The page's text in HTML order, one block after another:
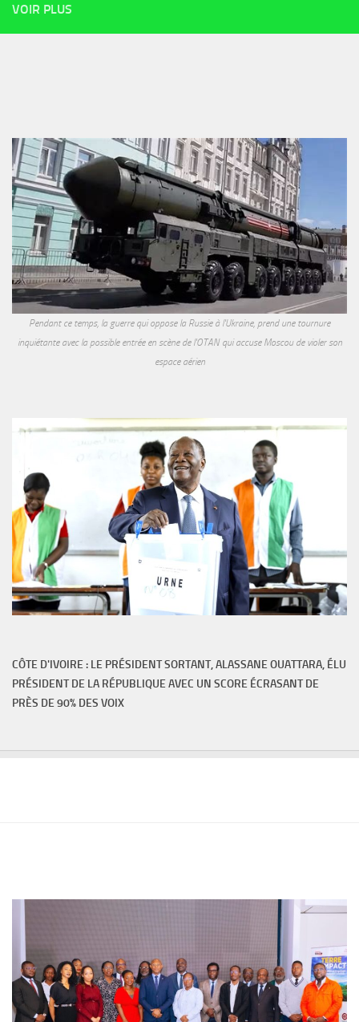
VOIR PLUS
Pendant ce temps, la guerre qui oppose la Russie à l'Ukraine, prend une tournure
inquiétante avec la possible entrée en scène de l'OTAN qui accuse Moscou de violer son
espace aérien
CÔTE D'IVOIRE : LE PRÉSIDENT SORTANT, ALASSANE OUATTARA, ÉLU
PRÉSIDENT DE LA RÉPUBLIQUE AVEC UN SCORE ÉCRASANT DE
PRÈS DE 90% DES VOIX